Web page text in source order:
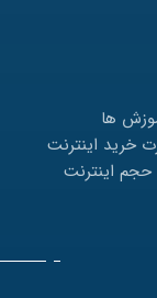
ها
خرید اینترنت
حجم اینترنت